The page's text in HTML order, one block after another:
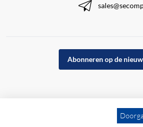
Abonneren op de